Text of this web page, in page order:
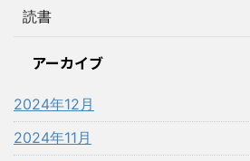
読書
アーカイブ
2024年12月
2024年11月